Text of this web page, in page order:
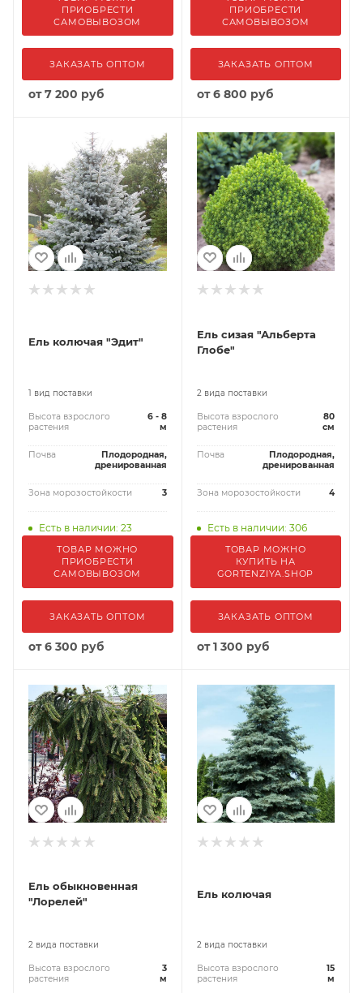
ПРИОБРЕСТИ
САМОВЫВОЗОМ
ЗАКАЗАТЬ ОПТОМ
от7 200 руб
ПРИОБРЕСТИ
САМОВЫВОЗОМ
ЗАКАЗАТЬ ОПТОМ
от6 800 руб
Ель колючая "Эдит"
1 вид поставки
Высота взрослого
растения
6 - 8
м
Почва
Плодородная,
дренированная
Зона морозостойкости 3
Есть в наличии: 23
ТОВАР МОЖНО
ПРИОБРЕСТИ
САМОВЫВОЗОМ
ЗАКАЗАТЬ ОПТОМ
от6 300 руб
Ель сизая "Альберта
Глобе"
2 вида поставки
Высота взрослого
растения
80
см
Почва
Плодородная,
дренированная
Зона морозостойкости 4
Есть в наличии: 306
ТОВАР МОЖНО
КУПИТЬ НА
GORTENZIYA.SHOP
ЗАКАЗАТЬ ОПТОМ
от1 300 руб
Ель обыкновенная
"Лорелей"
2 вида поставки
Высота взрослого
растения
3
м
Ель колючая
2 вида поставки
Высота взрослого
растения
15
м